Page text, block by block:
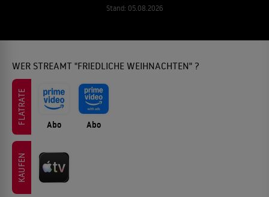
Stand: 05.08.2026
WER STREAMT "FRIEDLICHE WEIHNACHTEN" ?
FLATRATE Abo Abo
KAUFEN